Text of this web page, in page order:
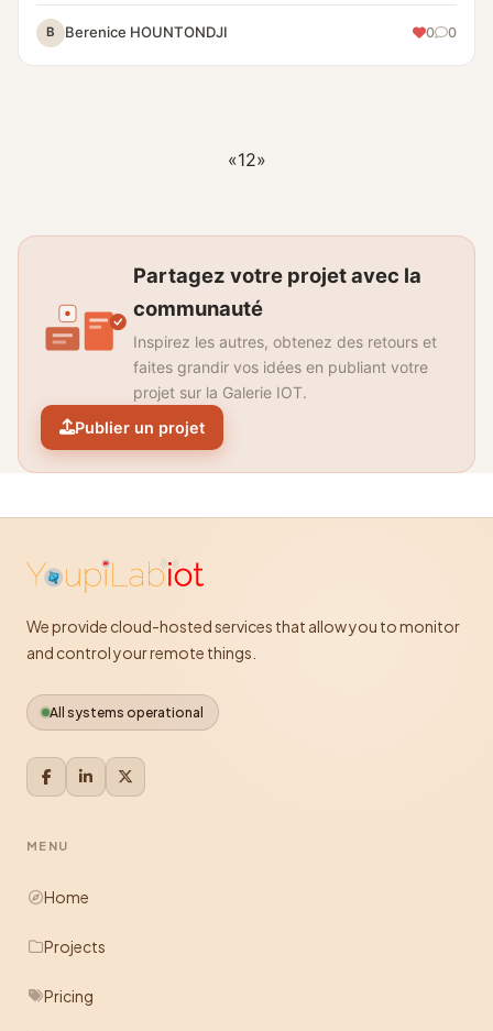
B Berenice HOUNTONDJI 0 0
«12»
Partagez votre projet avec la
communauté
Inspirez les autres, obtenez des retours et
faites grandir vos idées en publiant votre
projet sur la Galerie IOT.
Publier un projet
We provide cloud-hosted services that allow you to monitor
and control your remote things.
All systems operational
MENU
Home
Projects
Pricing